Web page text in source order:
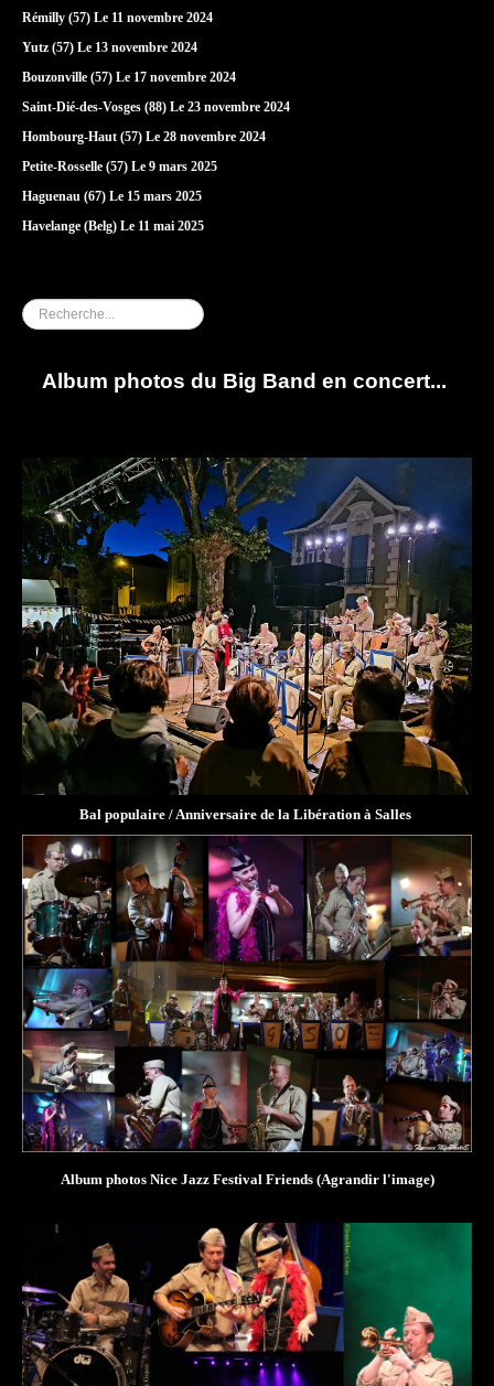
Rémilly (57) Le 11 novembre 2024
Yutz (57) Le 13 novembre 2024
Bouzonville (57) Le 17 novembre 2024
Saint-Dié-des-Vosges (88) Le 23 novembre 2024
Hombourg-Haut (57) Le 28 novembre 2024
Petite-Rosselle (57) Le 9 mars 2025
Haguenau (67) Le 15 mars 2025
Havelange (Belg) Le 11 mai 2025
Rechercher
Album photos du Big Band en concert...
Bal populaire / Anniversaire de la Libération à Salles
Album photos Nice Jazz Festival Friends(Agrandir l'image)